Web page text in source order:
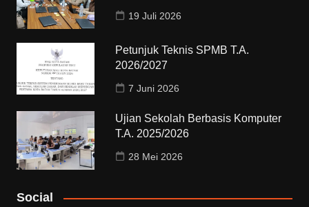
19 Juli 2026
Petunjuk Teknis SPMB T.A.
2026/2027
7 Juni 2026
Ujian Sekolah Berbasis Komputer
T.A. 2025/2026
28 Mei 2026
Social